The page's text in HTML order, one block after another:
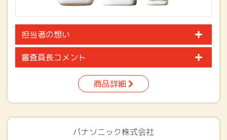
担当者の想い
審査員長コメント
商品詳細
パナソニック株式会社